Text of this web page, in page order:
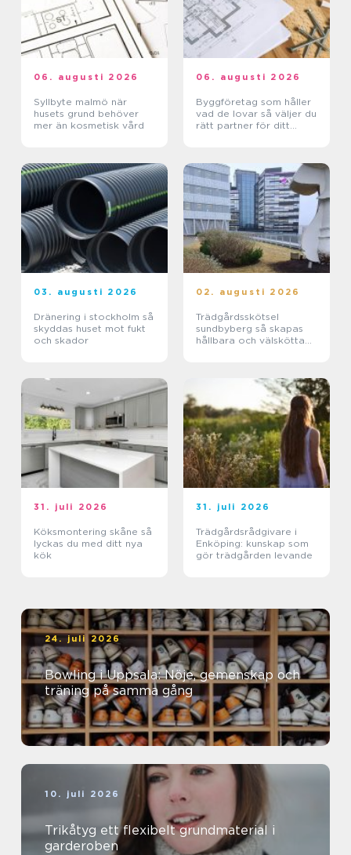
06. augusti 2026
Syllbyte malmö när
husets grund behöver
mer än kosmetisk vård
06. augusti 2026
Byggföretag som håller
vad de lovar så väljer du
rätt partner för ditt
03. augusti 2026
Dränering i stockholm så
skyddas huset mot fukt
och skador
02. augusti 2026
Trädgårdsskötsel
sundbyberg så skapas
hållbara och välskötta
31. juli 2026
Köksmontering skåne så
lyckas du med ditt nya
kök
31. juli 2026
Trädgårdsrådgivare i
Enköping: kunskap som
gör trädgården levande
24. juli 2026
Bowling i Uppsala: Nöje, gemenskap och
träning på samma gång
10. juli 2026
Trikåtyg ett flexibelt grundmaterial i
garderoben